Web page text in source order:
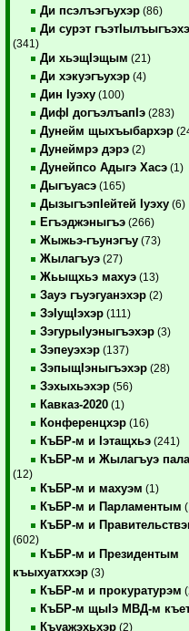
Ди псэлъэгъухэр (86)
Ди сурэт
(341)
Ди хьэщIэщым (21)
Ди хэкуэгъухэр (4)
Дин Iуэху (100)
ДифI догъэлъапIэ (283)
Дунейм щыхъыбархэр
Дунеймрэ дэрэ (2)
Дунейпсо Адыгэ Хасэ (1)
Дыгъуасэ (165)
ДызыгъэпIейтей Iуэху (6)
Егъэджэныгъэ (266)
Жыжьэ-гъунэгъу (73)
Жылагъуэ (27)
Жьыщхьэ махуэ (13)
Зауэ гъуэгуанэхэр (2)
ЗэIущIэхэр (111)
ЗэгурыIуэныгъэхэр (3)
Зэпеуэхэр (137)
ЗэпыщIэныгъэхэр (28)
Зэхыхьэхэр (56)
Кавказ-2020 (1)
Конференцхэр (16)
КъБР-м и Iэтащхьэ (241)
КъБР-м и Жылагъуэ
(12)
КъБР-м и махуэм (1)
КъБР-м и Парламентым
КъБР-м и
(602)
КъБР-м и Президентым
къыхуатххэр (3)
КъБР-м и прокуратурэм
КъБР-м щыIэ МВД-м
Къуажэхьхэр (2)